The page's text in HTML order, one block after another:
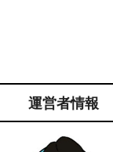
運営者情報